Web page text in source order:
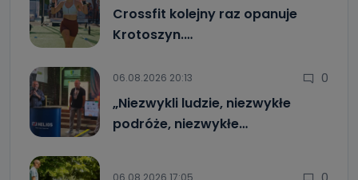
Crossfit kolejny raz opanuje
Krotoszyn.…
06.08.2026 20:13 0
„Niezwykli ludzie, niezwykłe
podróże, niezwykłe…
06.08.2026 17:05